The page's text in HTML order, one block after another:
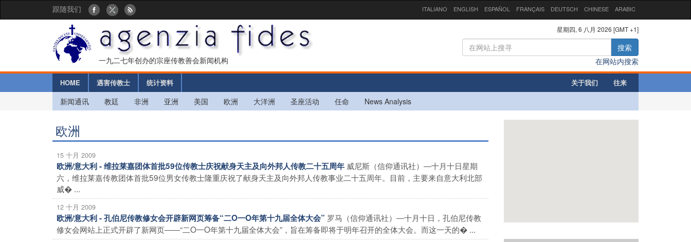
跟随我们 ITALIANO ENGLISH ESPAÑOL FRANÇAIS DEUTSCH CHINESE ARABIC
一九二七年创办的宗座传教善会新闻机构
星期四, 6 八月 2026 [GMT +1]
搜索
在网站内搜索
HOME 遇害传教士 统计资料 关于我们 往来
新闻通讯 教廷 非洲 亚洲 美国 欧洲 大洋洲 圣座活动 任命 News Analysis
欧洲
15 十月 2009
欧洲/意大利 - 维拉莱嘉团体首批59位传教士庆祝献身天主及向外邦人传教二十五周年 威尼斯（信仰通讯社）―十月十日星期
六，维拉莱嘉传教团体首批59位男女传教士隆重庆祝了献身天主及向外邦人传教事业二十五周年。目前，主要来自意大利北部
威� ...
12 十月 2009
欧洲/意大利 - 孔伯尼传教修女会开辟新网页筹备“二O一O年第十九届全体大会” 罗马（信仰通讯社）―十月十日，孔伯尼传教
修女会网站上正式开辟了新网页――“二O一O年第十九届全体大会”，旨在筹备即将于明年召开的全体大会。而这一天的� ...